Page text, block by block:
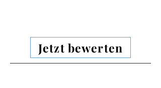
Jetzt bewerten